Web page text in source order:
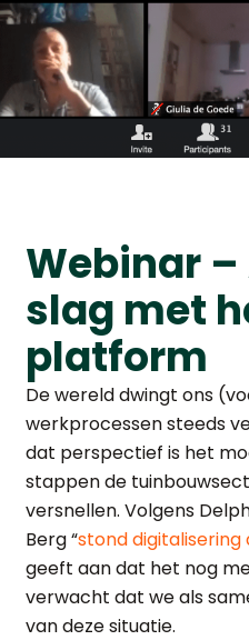
Webinar –
slag met
platform
De wereld dwingt ons
werkprocessen steeds
dat perspectief is het
stappen de
versnellen. Volgens
Berg “stond digitalisering
geeft aan dat het nog
verwacht dat we als
van deze situatie.